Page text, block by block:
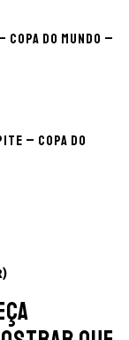
do Mundo –
– Copa do